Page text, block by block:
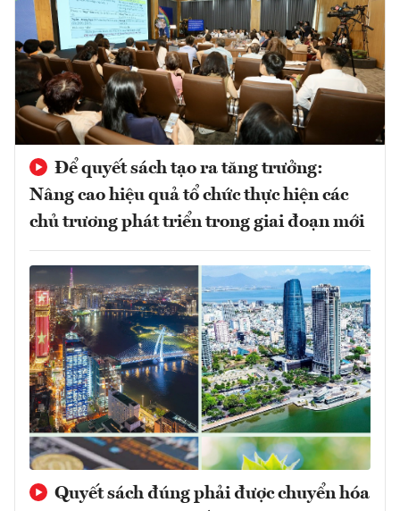
Để quyết sách tạo ra tăng trưởng:
Nâng cao hiệu quả tổ chức thực hiện các
chủ trương phát triển trong giai đoạn mới
Quyết sách đúng phải được chuyển hóa